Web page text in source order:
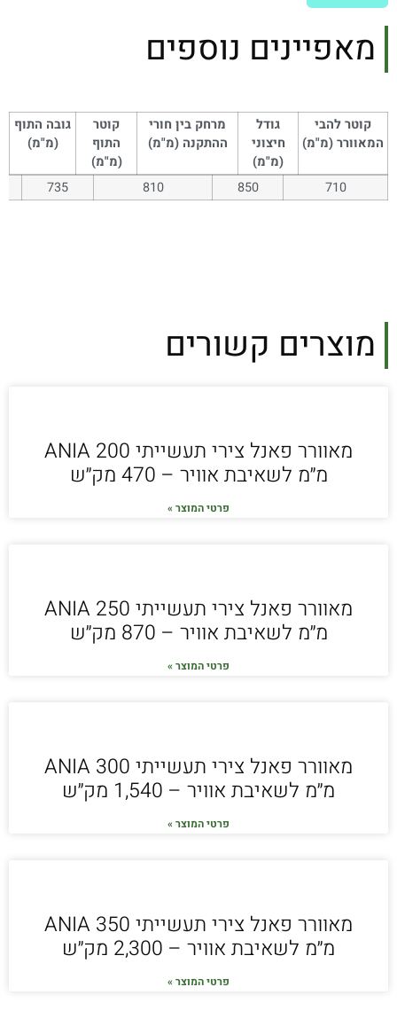
מאפיינים נוספים
קוטר להבי
המאוורר (מ"מ)
גודל
חיצוני
(מ"מ)
מרחק בין חורי
ההתקנה (מ"מ)
קוטר
התוף
(מ"מ)
גובה התוף
(מ"מ)
710
850
810
735
מוצרים קשורים
מאוורר פאנל צירי תעשייתי ANIA 200
מ״מ לשאיבת אוויר – 470 מק״ש
פרטי המוצר »
מאוורר פאנל צירי תעשייתי ANIA 250
מ״מ לשאיבת אוויר – 870 מק״ש
פרטי המוצר »
מאוורר פאנל צירי תעשייתי ANIA 300
מ״מ לשאיבת אוויר – 1,540 מק״ש
פרטי המוצר »
מאוורר פאנל צירי תעשייתי ANIA 350
מ״מ לשאיבת אוויר – 2,300 מק״ש
פרטי המוצר »